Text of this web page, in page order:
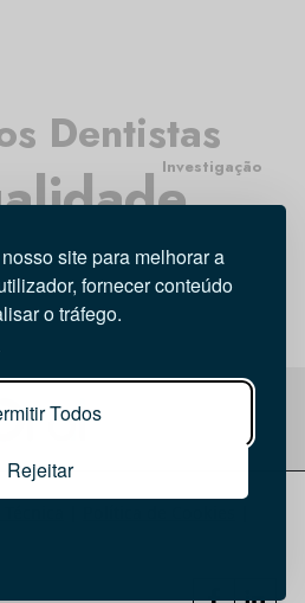
site para melhorar a
fornecer conteúdo
o tráfego.
Todos
Rejeitar
Dentistas
OralTecnologia
Investigação